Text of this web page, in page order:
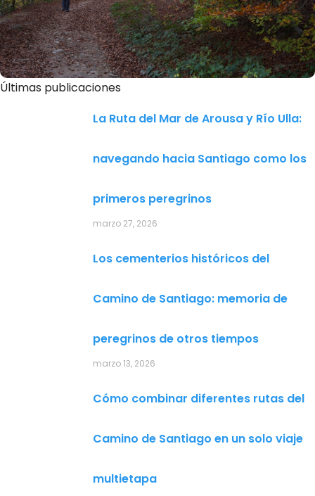
Últimas publicaciones
La Ruta del Mar de Arousa y Río Ulla:
navegando hacia Santiago como los
primeros peregrinos
marzo 27, 2026
Los cementerios históricos del
Camino de Santiago: memoria de
peregrinos de otros tiempos
marzo 13, 2026
Cómo combinar diferentes rutas del
Camino de Santiago en un solo viaje
multietapa